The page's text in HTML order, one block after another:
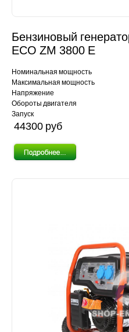
Бензиновый
ECO ZM 3800 E
Номинальная мощность
Максимальная мощность
Напряжение
Обороты двигателя
Запуск
44300 pуб